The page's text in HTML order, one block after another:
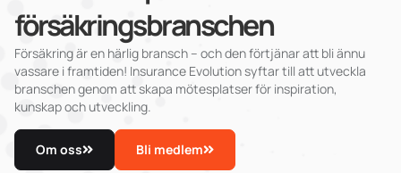
försäkringsbranschen
Försäkring är en härlig bransch – och den förtjänar att bli ännu
vassare i framtiden! Insurance Evolution syftar till att utveckla
branschen genom att skapa mötesplatser för inspiration,
kunskap och utveckling.
Om oss Bli medlem